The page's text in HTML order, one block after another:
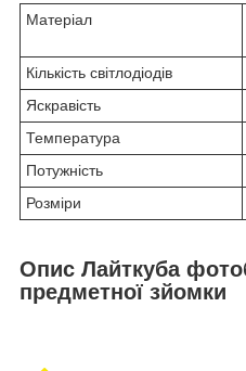
Матеріал
Кількість світлодіодів
Яскравість
Температура
Потужність
Розміри
Опис Лайткуба
предметної зйомки